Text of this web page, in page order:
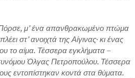
Πόρσε, μ’ ένα απανθρακωμένο πτώμα
στ’ ανοιχτά της Αίγινας· κι ένας
το αίμα. Τέσσερα εγκλήματα –
Όλγας Πετροπούλου. Τέσσερα
εντοπίστηκαν κοντά στα θύματα.